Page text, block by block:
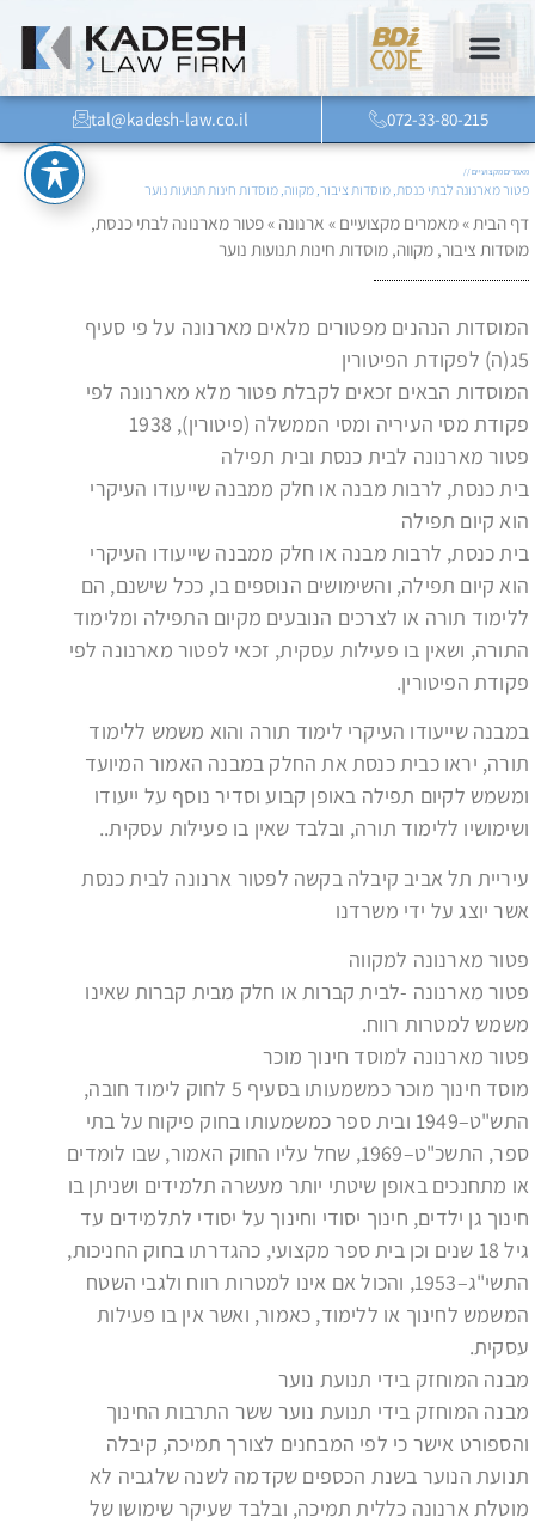
072-33-80-215
tal@kadesh-law.co.il
מאמרים מקצועיים //
פטור מארנונה לבתי כנסת, מוסדות ציבור, מקווה, מוסדות חינות תנועות נוער
דף הבית »מאמרים מקצועיים » ארנונה »פטור מארנונה לבתי כנסת,
מוסדות ציבור, מקווה, מוסדות חינות תנועות נוער
המוסדות הנהנים מפטורים מלאים מארנונה על פי סעיף
5ג(ה) לפקודת הפיטורין
המוסדות הבאים זכאים לקבלת פטור מלא מארנונה לפי
פקודת מסי העיריה ומסי הממשלה (פיטורין), 1938
פטור מארנונה לבית כנסת ובית תפילה
בית כנסת, לרבות מבנה או חלק ממבנה שייעודו העיקרי
הוא קיום תפילה
בית כנסת, לרבות מבנה או חלק ממבנה שייעודו העיקרי
הוא קיום תפילה, והשימושים הנוספים בו, ככל שישנם, הם
ללימוד תורה או לצרכים הנובעים מקיום התפילה ומלימוד
התורה, ושאין בו פעילות עסקית, זכאי לפטור מארנונה לפי
פקודת הפיטורין.
במבנה שייעודו העיקרי לימוד תורה והוא משמש ללימוד
תורה, יראו כבית כנסת את החלק במבנה האמור המיועד
ומשמש לקיום תפילה באופן קבוע וסדיר נוסף על ייעודו
ושימושיו ללימוד תורה, ובלבד שאין בו פעילות עסקית..
עיריית תל אביב קיבלה בקשה לפטור ארנונה לבית כנסת
אשר יוצג על ידי משרדנו
פטור מארנונה למקווה
פטור מארנונה -לבית קברות או חלק מבית קברות שאינו
משמש למטרות רווח.
פטור מארנונה למוסד חינוך מוכר
מוסד חינוך מוכר כמשמעותו בסעיף 5 לחוק לימוד חובה,
התש"ט–1949 ובית ספר כמשמעותו בחוק פיקוח על בתי
ספר, התשכ"ט–1969, שחל עליו החוק האמור, שבו לומדים
או מתחנכים באופן שיטתי יותר מעשרה תלמידים ושניתן בו
חינוך גן ילדים, חינוך יסודי וחינוך על יסודי לתלמידים עד
גיל 18 שנים וכן בית ספר מקצועי, כהגדרתו בחוק החניכות,
התשי"ג–1953, והכול אם אינו למטרות רווח ולגבי השטח
המשמש לחינוך או ללימוד, כאמור, ואשר אין בו פעילות
עסקית.
מבנה המוחזק בידי תנועת נוער
מבנה המוחזק בידי תנועת נוער ששר התרבות החינוך
והספורט אישר כי לפי המבחנים לצורך תמיכה, קיבלה
תנועת הנוער בשנת הכספים שקדמה לשנה שלגביה לא
מוטלת ארנונה כללית תמיכה, ובלבד שעיקר שימושו של